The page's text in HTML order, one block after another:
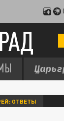
ОТВЕТЫ